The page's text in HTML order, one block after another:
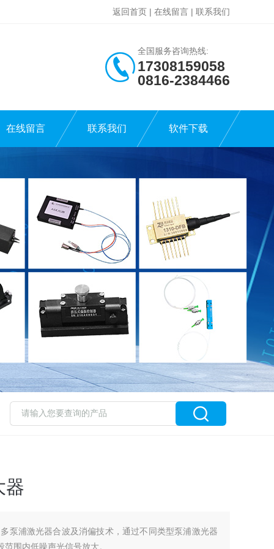
返回首页 | 在线留言 | 联系我们
全国服务咨询热线:
17308159058
0816-2384466
在线留言 联系我们 软件下载
器
泵浦激光器合波及消偏技术，通过不同类型泵浦激光器
围内低噪声光信号放大。